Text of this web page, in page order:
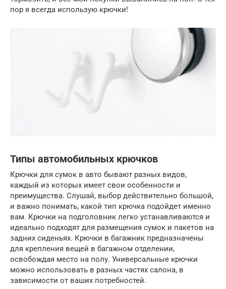
пор я всегда использую крючки!
Типы автомобильных крючков
Крючки для сумок в авто бывают разных видов,
каждый из которых имеет свои особенности и
преимущества. Слушай, выбор действительно большой,
и важно понимать, какой тип крючка подойдет именно
вам. Крючки на подголовник легко устанавливаются и
идеально подходят для размещения сумок и пакетов на
задних сиденьях. Крючки в багажник предназначены
для крепления вещей в багажном отделении,
освобождая место на полу. Универсальные крючки
можно использовать в разных частях салона, в
зависимости от ваших потребностей.